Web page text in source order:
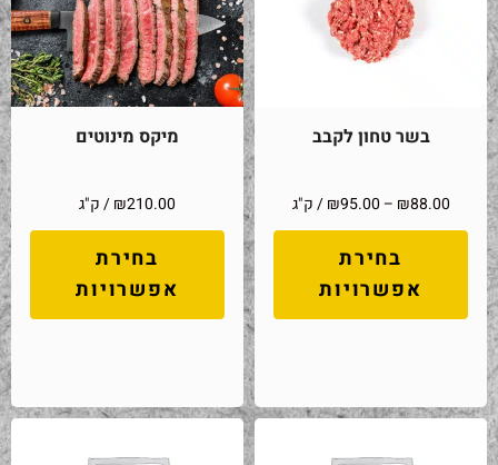
בשר טחון לקבב
₪88.00
–
₪95.00 / ק"ג
בחירת
אפשרויות
מיקס מינוטים
₪210.00 / ק"ג
בחירת
אפשרויות